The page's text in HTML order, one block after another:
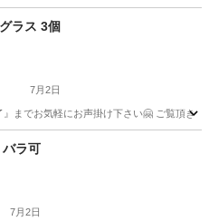
ラス 3個
7月2日
』までお気軽にお声掛け下さい🤗 ご覧頂
グラス
ラ可
7月2日